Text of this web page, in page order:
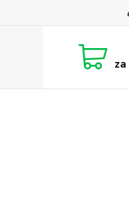
za